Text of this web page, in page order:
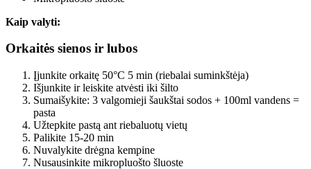
Kaip valyti:
Orkaitės sienos ir lubos
Įjunkite orkaitę 50°C 5 min (riebalai suminkštėja)
Išjunkite ir leiskite atvėsti iki šilto
Sumaišykite: 3 valgomieji šaukštai sodos + 100ml vandens =
pasta
Užtepkite pastą ant riebaluotų vietų
Palikite 15-20 min
Nuvalykite drėgna kempine
Nusausinkite mikropluošto šluoste